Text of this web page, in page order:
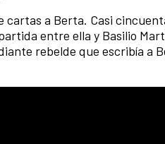
cartas a Berta. Casi
entre ella y Basilio
rebelde que escribía a